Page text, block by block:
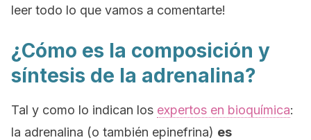
leer todo lo que vamos a comentarte!
¿Cómo es la composición y
síntesis de la adrenalina?
Tal y como lo indican los expertos en bioquímica:
la adrenalina (o también epinefrina) es